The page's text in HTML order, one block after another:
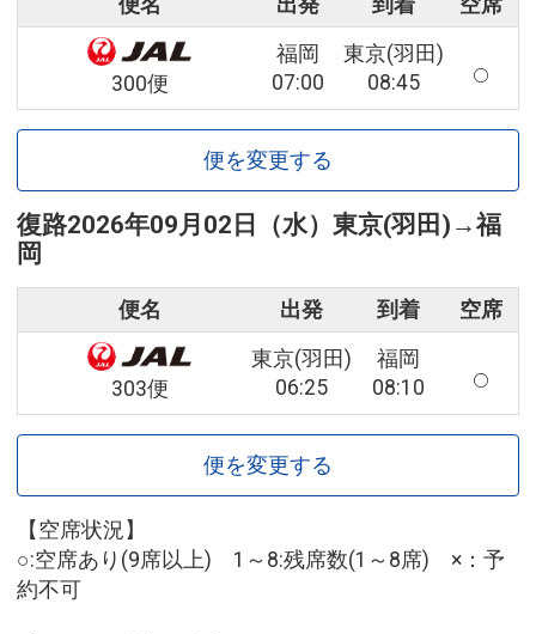
便名 出発 到着 空席
300便
福岡
07:00
東京(羽田)
08:45
便を変更する
復路2026年09月02日（水） 東京(羽田) →福
岡
便名 出発 到着 空席
303便
東京(羽田)
06:25
福岡
08:10
便を変更する
【空席状況】
○:空席あり(9席以上) 1～8:残席数(1～8席) ×：予
約不可